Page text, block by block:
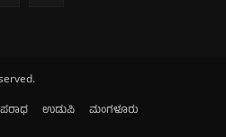
ಉಡುಪಿ
ಮಂಗಳೂರು